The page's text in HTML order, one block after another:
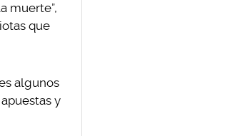
muerte”,
que
algunos
y